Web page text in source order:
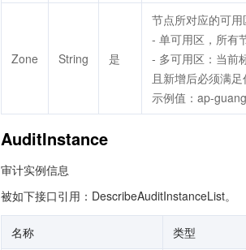
Zone String 是
节点所对应的可
- 单可用区，所有
- 多可用区：当前
且新增后必须满
示例值：ap-
AuditInstance
审计实例信息
被如下接口引用：DescribeAuditInstanceList。
名称 类型